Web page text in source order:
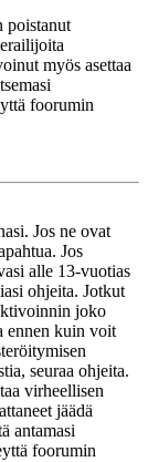
poistanut
myös asettaa
foorumin
Jos ne ovat
Jos
alle 13-vuotias
ohjeita. Jotkut
joko
ennen kuin voit
seuraa ohjeita.
virheellisen
jäädä
antamasi
foorumin